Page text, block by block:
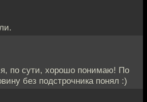
по сути, хорошо понимаю! По
без подстрочника понял :)